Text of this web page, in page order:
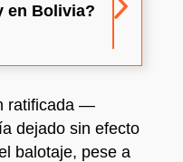
en Bolivia?
ratificada —
dejado sin efecto
balotaje, pese a